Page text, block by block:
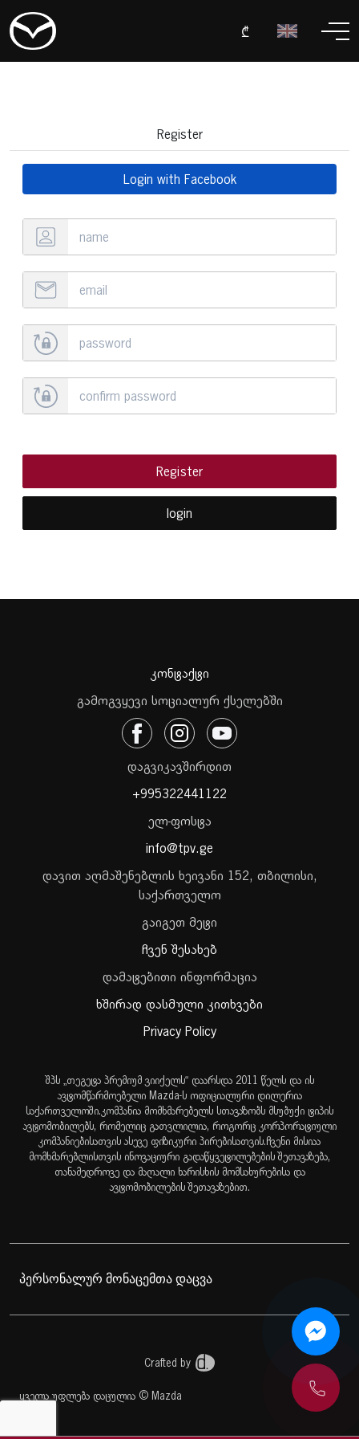
₾
Register
Login with Facebook
Register
login
კონტაქტი
გამოგვყევი სოციალურ ქსელებში
დაგვიკავშირდით
+995322441122
ელ-ფოსტა
info@tpv.ge
დავით აღმაშენებლის ხეივანი 152, თბილისი,
საქართველო
გაიგეთ მეტი
ჩვენ შესახებ
დამატებითი ინფორმაცია
ხშირად დასმული კითხვები
Privacy Policy
შპს „თეგეტა პრემიუმ ვიიქელს“ დაარსდა 2011 წელს და ის
ავტომწარმოებელი Mazda-ს ოფიციალური დილერია
საქართველოში.კომპანია მომხმარებელს სთავაზობს მსუბუქი ტიპის
ავტომობილებს, რომელიც გათვლილია, როგორც კორპორატიული
კომპანიებისათვის ასევე ფიზიკური პირებისათვის.ჩვენი მისიაა
მომხმარებლისთვის ინოვაციური გადაწყვეტილებების შეთავაზება,
თანამედროვე და მაღალი ხარისხის მომსახურებისა და
ავტომობილების შეთავაზებით.
პერსონალურ მონაცემთა დაცვა
ყველა უფლება დაცულია © Mazda
Crafted by